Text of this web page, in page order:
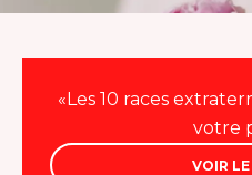
«Les 10 races
votre
VOIR LE